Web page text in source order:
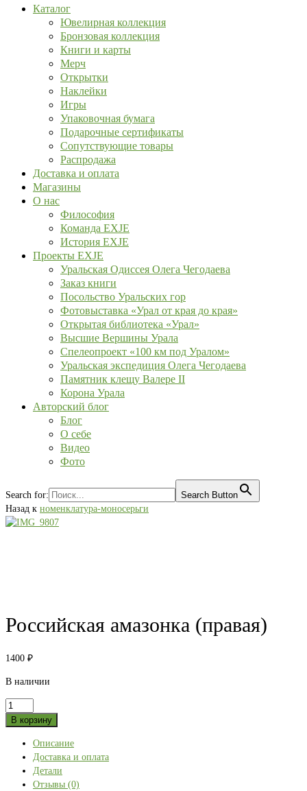
Каталог
Ювелирная коллекция
Бронзовая коллекция
Книги и карты
Мерч
Открытки
Наклейки
Игры
Упаковочная бумага
Подарочные сертификаты
Сопутствующие товары
Распродажа
Доставка и оплата
Магазины
О нас
Философия
Команда EXJE
История EXJE
Проекты EXJE
Уральская Одиссея Олега Чегодаева
Заказ книги
Посольство Уральских гор
Фотовыставка «Урал от края до края»
Открытая библиотека «Урал»
Высшие Вершины Урала
Спелеопроект «100 км под Уралом»
Уральская экспедиция Олега Чегодаева
Памятник клещу Валере II
Корона Урала
Авторский блог
Блог
О себе
Видео
Фото
Search for:
Search Button
Назад к номенклатура-моносерьги
Российская амазонка (правая)
1400 ₽
В наличии
Количество
товара
амазонка
(правая)
В корзину
Описание
Доставка и оплата
Детали
Отзывы (0)